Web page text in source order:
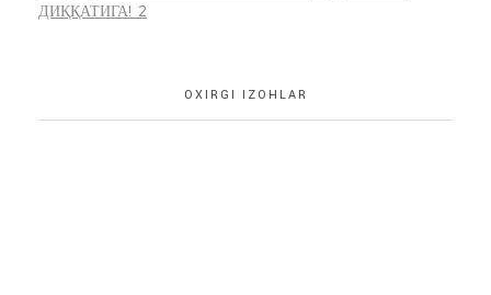
ДИҚҚАТИГА! 2
OXIRGI IZOHLAR